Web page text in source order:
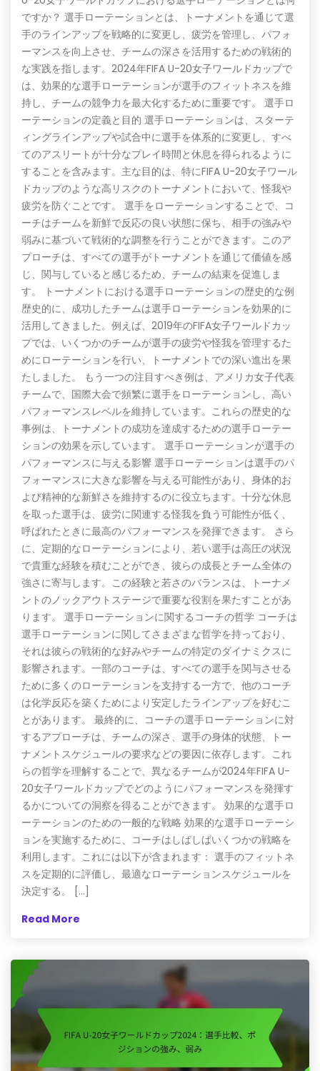
ですか？ 選手ローテーションとは、トーナメントを通じて選
手のラインアップを戦略的に変更し、疲労を管理し、パフォ
ーマンスを向上させ、チームの深さを活用するための戦術的
な実践を指します。2024年FIFA U-20女子ワールドカップで
は、効果的な選手ローテーションが選手のフィットネスを維
持し、チームの競争力を最大化するために重要です。 選手ロ
ーテーションの定義と目的 選手ローテーションは、スターテ
ィングラインアップや試合中に選手を体系的に変更し、すべ
てのアスリートが十分なプレイ時間と休息を得られるように
することを含みます。主な目的は、特にFIFA U-20女子ワール
ドカップのような高リスクのトーナメントにおいて、怪我や
疲労を防ぐことです。 選手をローテーションすることで、コ
ーチはチームを新鮮で反応の良い状態に保ち、相手の強みや
弱みに基づいて戦術的な調整を行うことができます。このア
プローチは、すべての選手がトーナメントを通じて価値を感
じ、関与していると感じるため、チームの結束を促進しま
す。 トーナメントにおける選手ローテーションの歴史的な例
歴史的に、成功したチームは選手ローテーションを効果的に
活用してきました。例えば、2019年のFIFA女子ワールドカッ
プでは、いくつかのチームが選手の疲労や怪我を管理するた
めにローテーションを行い、トーナメントでの深い進出を果
たしました。 もう一つの注目すべき例は、アメリカ女子代表
チームで、国際大会で頻繁に選手をローテーションし、高い
パフォーマンスレベルを維持しています。これらの歴史的な
事例は、トーナメントの成功を達成するための選手ローテー
ションの効果を示しています。 選手ローテーションが選手の
パフォーマンスに与える影響 選手ローテーションは選手のパ
フォーマンスに大きな影響を与える可能性があり、身体的お
よび精神的な新鮮さを維持するのに役立ちます。十分な休息
を取った選手は、疲労に関連する怪我を負う可能性が低く、
呼ばれたときに最高のパフォーマンスを発揮できます。 さら
に、定期的なローテーションにより、若い選手は高圧の状況
で貴重な経験を積むことができ、彼らの成長とチーム全体の
強さに寄与します。この経験と若さのバランスは、トーナメ
ントのノックアウトステージで重要な役割を果たすことがあ
ります。 選手ローテーションに関するコーチの哲学 コーチは
選手ローテーションに関してさまざまな哲学を持っており、
それは彼らの戦術的な好みやチームの特定のダイナミクスに
影響されます。一部のコーチは、すべての選手を関与させる
ために多くのローテーションを支持する一方で、他のコーチ
は化学反応を築くためにより安定したラインアップを好むこ
とがあります。 最終的に、コーチの選手ローテーションに対
するアプローチは、チームの深さ、選手の身体的状態、トー
ナメントスケジュールの要求などの要因に依存します。これ
らの哲学を理解することで、異なるチームが2024年FIFA U-
20女子ワールドカップでどのようにパフォーマンスを発揮す
るかについての洞察を得ることができます。 効果的な選手ロ
ーテーションのための一般的な戦略 効果的な選手ローテーシ
ョンを実施するために、コーチはしばしばいくつかの戦略を
利用します。これには以下が含まれます： 選手のフィットネ
スを定期的に評価し、最適なローテーションスケジュールを
決定する。 […]
Read More